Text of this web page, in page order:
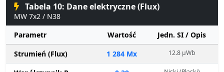
Tabela 10: Dane elektryczne (Flux)
MW 7x2 / N38
Parametr
Wartość
Jedn. SI / Opis
Strumień (Flux)
1 284 Mx 12.8 µWb